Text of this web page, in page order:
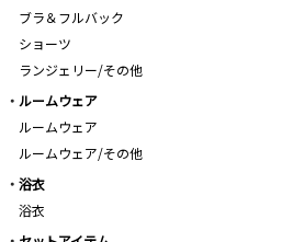
ブラ＆フルバック
ショーツ
ランジェリー/その他
ルームウェア
ルームウェア
ルームウェア/その他
浴衣
浴衣